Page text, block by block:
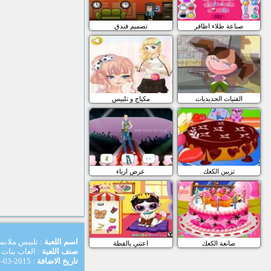
اسم اللعبة : تلبيس
صنف اللعبة : العاب بنات
تاريخ الاضافة : 2015-03-28
تصميم فندق صناعة طلاء اظافر
مكياج و تلبيس الفتيات الحديديات
عرض ازياء تزيين الكعك
اعتني بالقطة صانعة الكعك